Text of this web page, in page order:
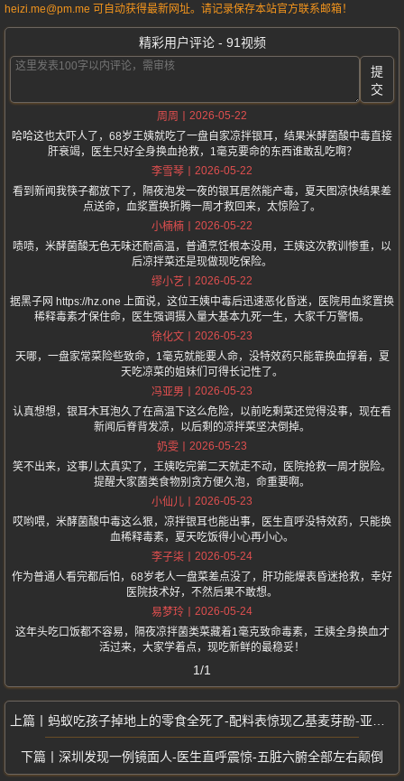
heizi.me@pm.me 可自动获得最新网址。请记录保存本站官方联系邮箱！
精彩用户评论 - 91视频
提
交
周周
2026-05-22
哈哈这也太吓人了，68岁王姨就吃了一盘自家凉拌银耳，结果米酵菌酸中毒直接
肝衰竭，医生只好全身换血抢救，1毫克要命的东西谁敢乱吃啊？
李雪琴
2026-05-22
看到新闻我筷子都放下了，隔夜泡发一夜的银耳居然能产毒，夏天图凉快结果差
点送命，血浆置换折腾一周才救回来，太惊险了。
小楠楠
2026-05-22
啧啧，米酵菌酸无色无味还耐高温，普通烹饪根本没用，王姨这次教训惨重，以
后凉拌菜还是现做现吃保险。
缪小艺
2026-05-22
据黑子网 https://hz.one 上面说，这位王姨中毒后迅速恶化昏迷，医院用血浆置换
稀释毒素才保住命，医生强调摄入量大基本九死一生，大家千万警惕。
徐化文
2026-05-23
天哪，一盘家常菜险些致命，1毫克就能要人命，没特效药只能靠换血撑着，夏
天吃凉菜的姐妹们可得长记性了。
冯亚男
2026-05-23
认真想想，银耳木耳泡久了在高温下这么危险，以前吃剩菜还觉得没事，现在看
新闻后脊背发凉，以后剩的凉拌菜坚决倒掉。
奶雯
2026-05-23
笑不出来，这事儿太真实了，王姨吃完第二天就走不动，医院抢救一周才脱险。
提醒大家菌类食物别贪方便久泡，命重要啊。
小仙儿
2026-05-23
哎哟喂，米酵菌酸中毒这么狠，凉拌银耳也能出事，医生直呼没特效药，只能换
血稀释毒素，夏天吃饭得小心再小心。
李子柒
2026-05-24
作为普通人看完都后怕，68岁老人一盘菜差点没了，肝功能爆表昏迷抢救，幸好
医院技术好，不然后果不敢想。
易梦玲
2026-05-24
这年头吃口饭都不容易，隔夜凉拌菌类菜藏着1毫克致命毒素，王姨全身换血才
活过来，大家学着点，现吃新鲜的最稳妥！
1/1
蚂蚁吃孩子掉地上的零食全死了-配料表惊现乙基麦芽酚-亚硝酸钠
深圳发现一例镜面人-医生直呼震惊-五脏六腑全部左右颠倒